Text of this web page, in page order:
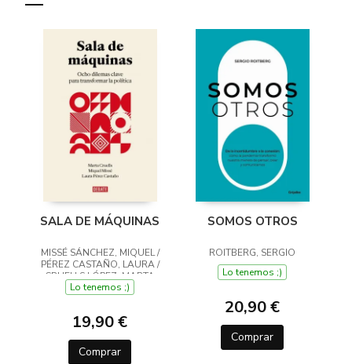
SALA DE MÁQUINAS
MISSÉ SÁNCHEZ, MIQUEL /
PÉREZ CASTAÑO, LAURA /
CRUELLS LÓPEZ, MARTA
Lo tenemos ;)
19,90 €
Comprar
SOMOS OTROS
ROITBERG, SERGIO
Lo tenemos ;)
20,90 €
Comprar